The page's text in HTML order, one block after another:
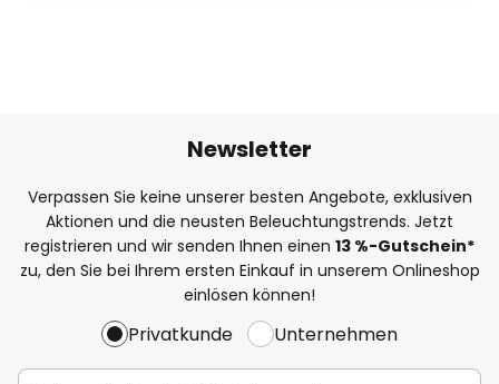
Newsletter
Verpassen Sie keine unserer besten Angebote, exklusiven
Aktionen und die neusten Beleuchtungstrends. Jetzt
registrieren und wir senden Ihnen einen 13 %-Gutschein*
zu, den Sie bei Ihrem ersten Einkauf in unserem Onlineshop
einlösen können!
Privatkunde Unternehmen